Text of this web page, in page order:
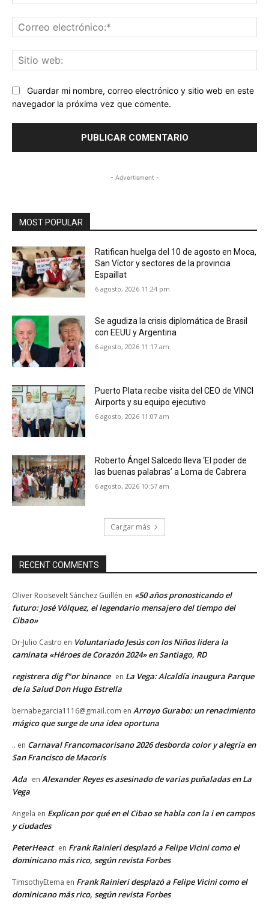
Guardar mi nombre, correo electrónico y sitio web en este
navegador la próxima vez que comente.
- Advertisment -
MOST POPULAR
Ratifican huelga del 10 de agosto en Moca,
San Víctor y sectores de la provincia
Espaillat
6 agosto, 2026 11:24 pm
Se agudiza la crisis diplomática de Brasil
con EEUU y Argentina
6 agosto, 2026 11:17 am
Puerto Plata recibe visita del CEO de VINCI
Airports y su equipo ejecutivo
6 agosto, 2026 11:07 am
Roberto Ángel Salcedo lleva ‘El poder de
las buenas palabras’ a Loma de Cabrera
6 agosto, 2026 10:57 am
Cargar más
RECENT COMMENTS
Oliver Roosevelt Sánchez Guillén en «50 años pronosticando el
futuro: José Vólquez, el legendario mensajero del tiempo del
Cibao»
Dr-Julio Castro en Voluntariado Jesús con los Niños lidera la
caminata «Héroes de Corazón 2024» en Santiago, RD
registrera dig f"or binance en La Vega: Alcaldía inaugura Parque
de la Salud Don Hugo Estrella
bernabegarcia1116@gmail.com en Arroyo Gurabo: un renacimiento
mágico que surge de una idea oportuna
.. en Carnaval Francomacorisano 2026 desborda color y alegría en
San Francisco de Macorís
Ada en Alexander Reyes es asesinado de varias puñaladas en La
Vega
Angela en Explican por qué en el Cibao se habla con la i en campos
y ciudades
PeterHeact en Frank Rainieri desplazó a Felipe Vicini como el
dominicano más rico, según revista Forbes
TimsothyEtema en Frank Rainieri desplazó a Felipe Vicini como el
dominicano más rico, según revista Forbes